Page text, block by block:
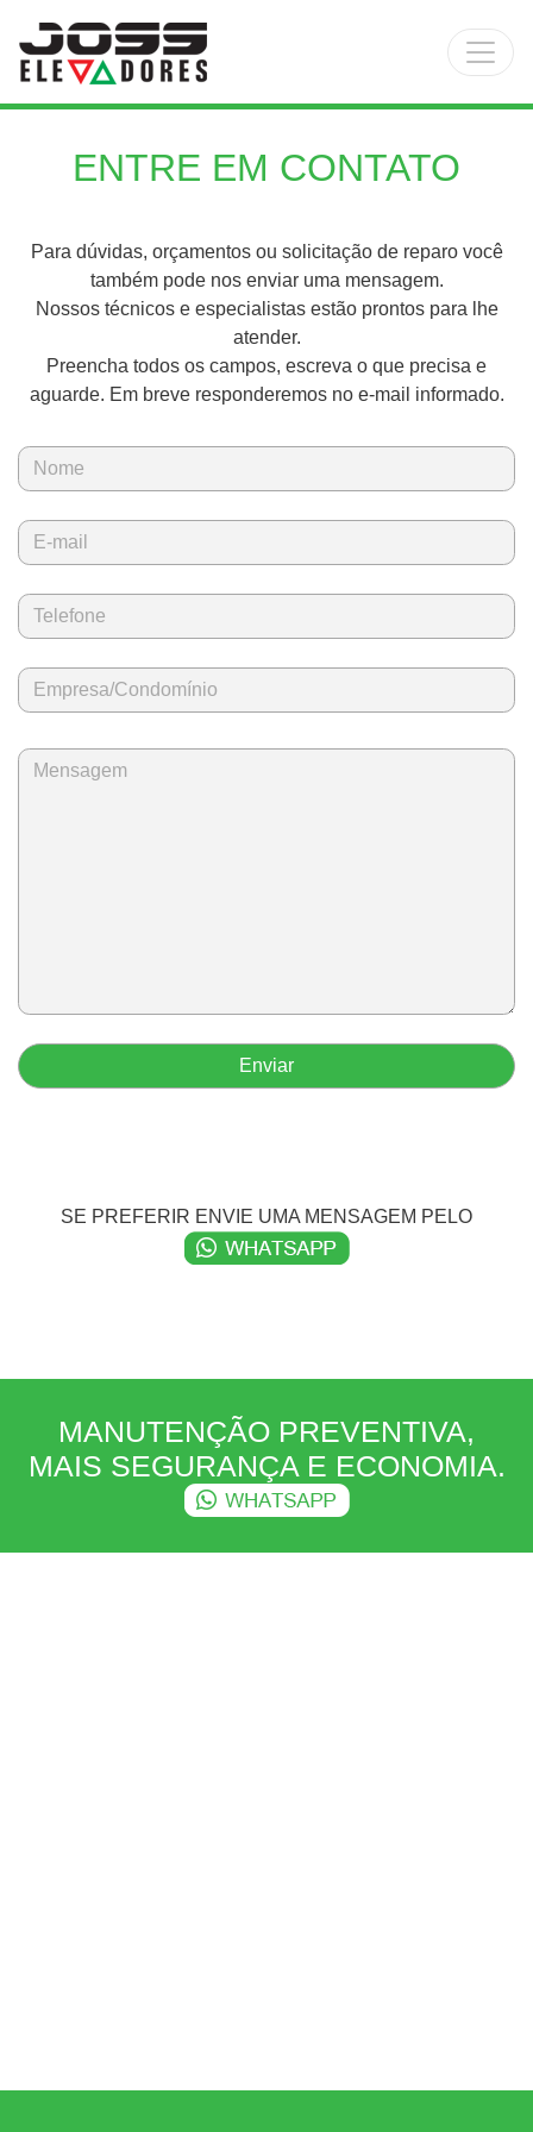
Main Navigation
ENTRE EM CONTATO
Para dúvidas, orçamentos ou solicitação de reparo você
também pode nos enviar uma mensagem.
Nossos técnicos e especialistas estão prontos para lhe
atender.
Preencha todos os campos, escreva o que precisa e
aguarde. Em breve responderemos no e-mail informado.
SE PREFERIR ENVIE UMA MENSAGEM PELO
MANUTENÇÃO PREVENTIVA,
MAIS SEGURANÇA E ECONOMIA.